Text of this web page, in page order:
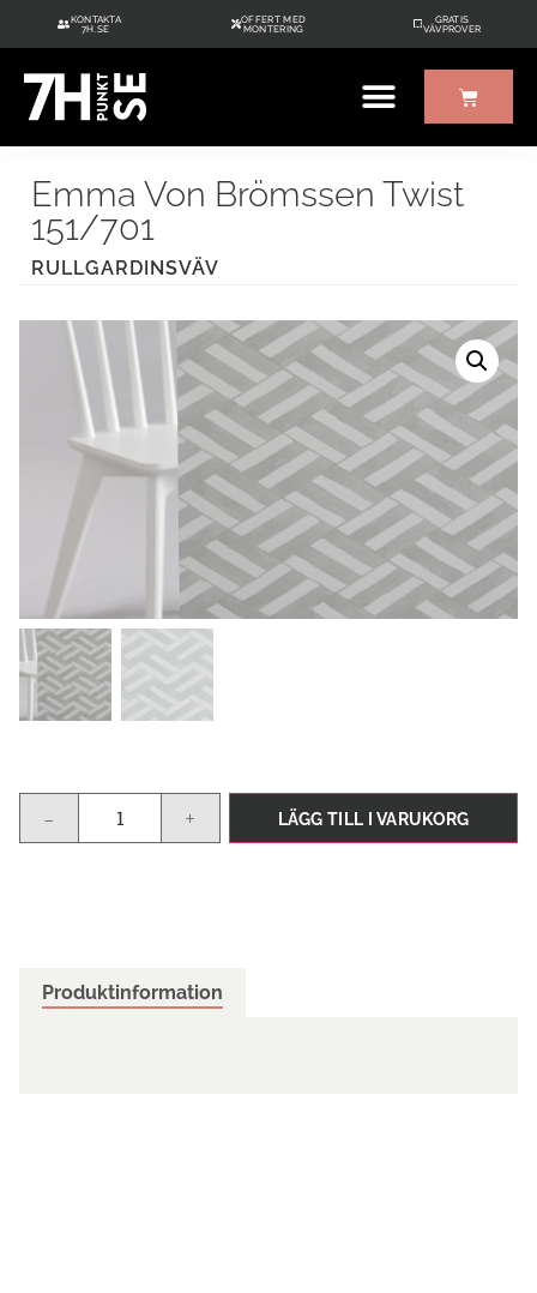
KONTAKTA
7H.SE
OFFERT MED
MONTERING
GRATIS
VÄVPROVER
Emma Von Brömssen Twist
151/701
RULLGARDINSVÄV
- + LÄGG TILL I VARUKORG
Produktinformation